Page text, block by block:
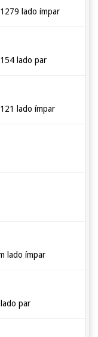
lado ímpar
lado par
lado ímpar
lado ímpar
par